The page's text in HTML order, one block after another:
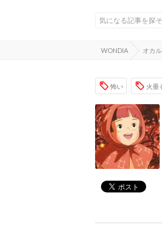
WONDIA オカ
怖い 火垂